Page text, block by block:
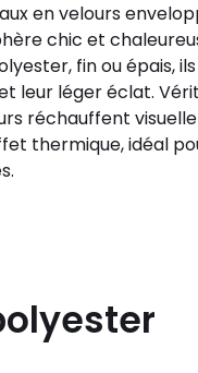
en velours
chic et
fin ou épais,
leur léger éclat.
réchauffent
thermique, idéal